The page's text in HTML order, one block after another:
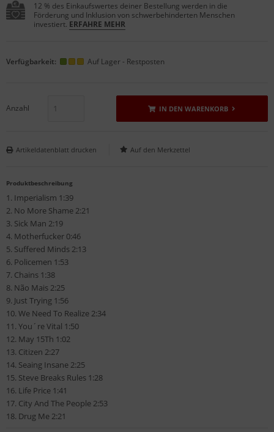
12 % des Einkaufswertes deiner Bestellung werden in die
Förderung und Inklusion von schwerbehinderten Menschen
investiert. ERFAHRE MEHR
Verfügbarkeit: Auf Lager - Restposten
Anzahl IN DEN WARENKORB
Artikeldatenblatt drucken
Produktbeschreibung
1. Imperialism 1:39
2. No More Shame 2:21
3. Sick Man 2:19
4. Motherfucker 0:46
5. Suffered Minds 2:13
6. Policemen 1:53
7. Chains 1:38
8. Não Mais 2:25
9. Just Trying 1:56
10. We Need To Realize 2:34
11. You´re Vital 1:50
12. May 15Th 1:02
13. Citizen 2:27
14. Seaing Insane 2:25
15. Steve Breaks Rules 1:28
16. Life Price 1:41
17. City And The People 2:53
18. Drug Me 2:21